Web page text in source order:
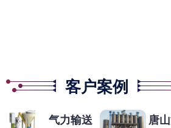
客户案例
气力输送
唐